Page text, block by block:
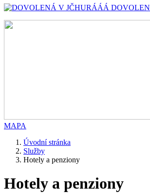
HURÁÁÁ
MAPA
Úvodní stránka
Služby
Hotely a penziony
Hotely a penziony